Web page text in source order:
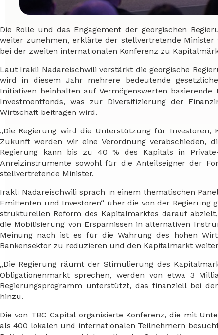
Die Rolle und das Engagement der georgischen
weiter zunehmen, erklärte der stellvertretende
bei der zweiten internationalen Konferenz zu
Laut Irakli Nadareischwili verstärkt die georgische
wird in diesem Jahr mehrere bedeutende
Initiativen beinhalten auf Vermögenswerten
Investmentfonds, was zur Diversifizierung der
Wirtschaft beitragen wird.
„Die Regierung wird die Unterstützung für
Zukunft werden wir eine Verordnung verabschieden,
Regierung kann bis zu 40 % des Kapitals in
Anreizinstrumente sowohl für die Anteilseigner der
stellvertretende Minister.
Irakli Nadareischwili sprach in einem thematischen
Emittenten und Investoren“ über die von der
strukturellen Reform des Kapitalmarktes darauf
die Mobilisierung von Ersparnissen in alternativen
Meinung nach ist es für die Wahrung des hohen
Bankensektor zu reduzieren und den Kapitalmarkt
„Die Regierung räumt der Stimulierung des
Obligationenmarkt sprechen, werden von etwa 3
Regierungsprogramm unterstützt, das finanziell bei
hinzu.
Die von TBC Capital organisierte Konferenz, die mit
als 400 lokalen und internationalen Teilnehmern